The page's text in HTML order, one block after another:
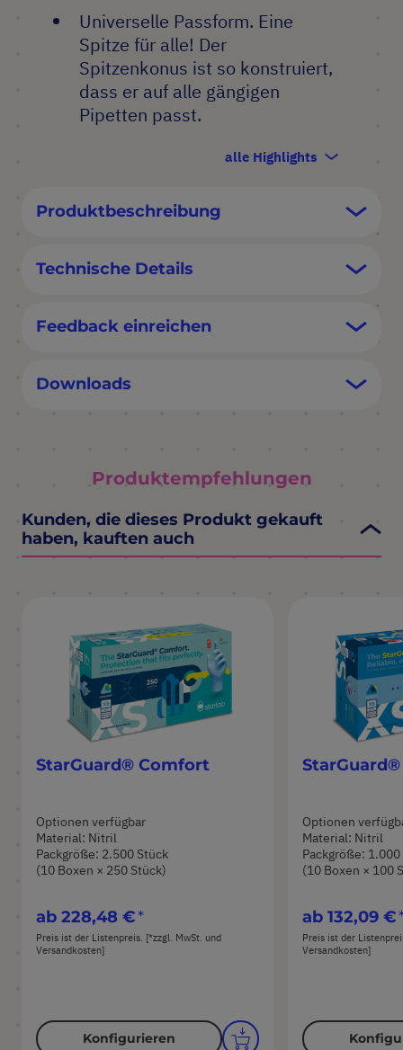
Universelle Passform. Eine
Spitze für alle! Der
Spitzenkonus ist so konstruiert,
dass er auf alle gängigen
Pipetten passt.
alle Highlights
Produktbeschreibung
Technische Details
Feedback einreichen
Downloads
Produktempfehlungen
Kunden, die dieses Produkt gekauft
haben, kauften auch
StarGuard® Comfort
Optionen verfügbar
Material: Nitril
Packgröße: 2.500 Stück
(10 Boxen × 250 Stück)
ab 228,48 €
Preis ist der Listenpreis. [*zzgl. MwSt. und
Versandkosten]
Konfigurieren
Optionen
Material: Nitril
Packgröße:
(10 Boxen × 100
ab 132,09 €
Preis ist der
Versandkosten]